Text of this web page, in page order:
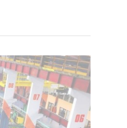
האזינו:
פרופ'
ליידרמן
דן
בפודקאסט
הארץ